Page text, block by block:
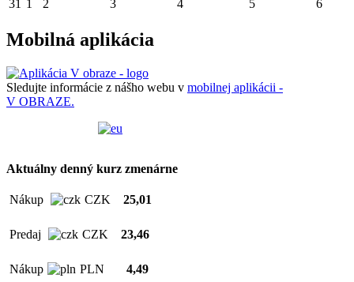
31 1 2 3 4 5 6
Mobilná aplikácia
Sledujte informácie z nášho webu v mobilnej aplikácii -
V OBRAZE.
Aktuálny denný kurz zmenárne
Nákup CZK 25,01
Predaj CZK 23,46
Nákup PLN 4,49